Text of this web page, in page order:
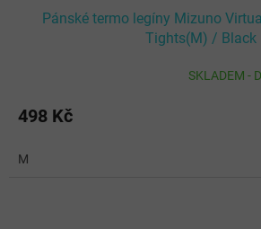
Pánské termo legíny Mizuno
Tights(M) / Black
SKLADEM -
498 Kč
M